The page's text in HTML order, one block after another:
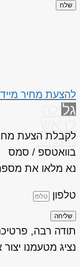
שלח
להצעת מחיר
גלילה
העמוד
לקבלת הצעת
בוואטספ / סמס
נא מלאו את
טלפון
שליחה
תודה רבה,
נציג מטעמנו